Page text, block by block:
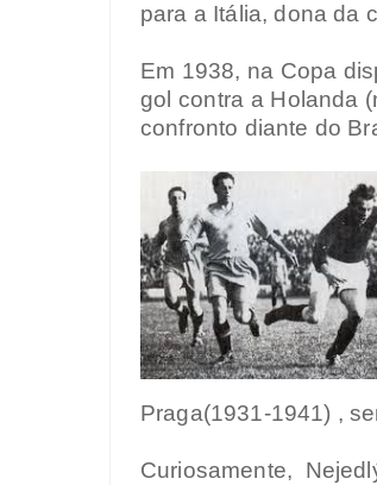
para a Itália, dona da
Em 1938, na Copa
gol contra a Holanda
confronto diante do
Praga(1931-1941) ,
Curiosamente,